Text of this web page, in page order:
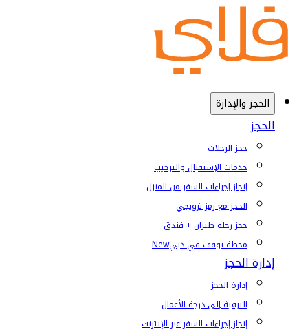
الحجز والإدارة
الحجز
حجز الرحلات
خدمات الإستقبال والترحيب
إنجاز إجراءات السفر من المنزل
الحجز مع رمز ترويجي
حجز رحلة طيران + فندق
محطة توقف في دبيNew
إدارة الحجز
إدارة الحجز
الترقية إلى درجة الأعمال
إنجاز إجراءات السفر عبر الإنترنت